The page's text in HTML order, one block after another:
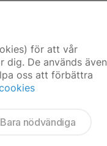
för att vår
dig. De används även
oss att förbättra
Bara nödvändiga